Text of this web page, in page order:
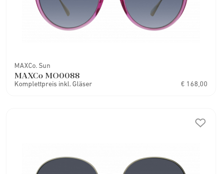
MAXCo. Sun
MAXCo MO0088
Komplettpreis inkl. Gläser € 168,00